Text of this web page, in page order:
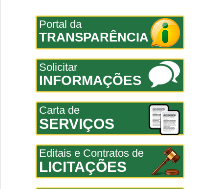
Portal da
TRANSPARÊNCIA
Solicitar
INFORMAÇÕES
Carta de
SERVIÇOS
Editais e Contratos de
LICITAÇÕES